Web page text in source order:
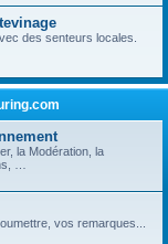
des senteurs locales.
la Modération, la
…
vos remarques...